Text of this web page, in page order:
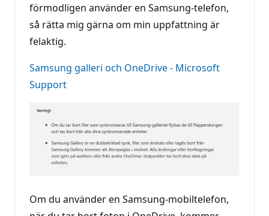
förmodligen använder en Samsung-telefon,
så rätta mig gärna om min uppfattning är
felaktig.
Samsung galleri och OneDrive - Microsoft
Support
Om du använder en Samsung-mobiltelefon,